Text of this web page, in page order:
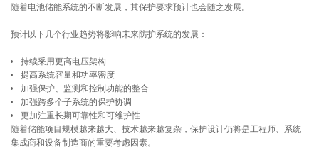
随着电池储能系统的不断发展，其保护要求预计也会随之发展。
预计以下几个行业趋势将影响未来防护系统的发展：
持续采用更高电压架构
提高系统容量和功率密度
加强保护、监测和控制功能的整合
加强跨多个子系统的保护协调
更加注重长期可靠性和可维护性
随着储能项目规模越来越大、技术越来越复杂，保护设计仍将是工程师、系统
集成商和设备制造商的重要考虑因素。